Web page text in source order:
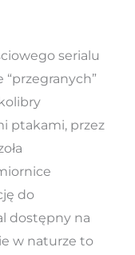
serialu
ptakami, przez
do
dostępny na
w naturze to